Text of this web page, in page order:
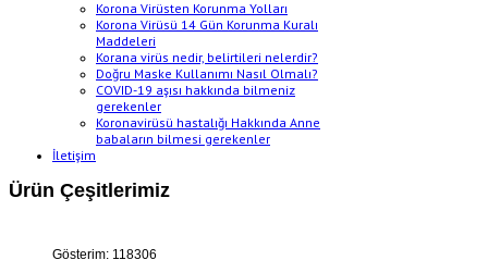
Korona Virüsten Korunma Yolları
Korona Virüsü 14 Gün Korunma Kuralı
Maddeleri
Korana virüs nedir, belirtileri nelerdir?
Doğru Maske Kullanımı Nasıl Olmalı?
COVID-19 aşısı hakkında bilmeniz
gerekenler
Koronavirüsü hastalığı Hakkında Anne
babaların bilmesi gerekenler
İletişim
Ürün Çeşitlerimiz
Gösterim: 118306